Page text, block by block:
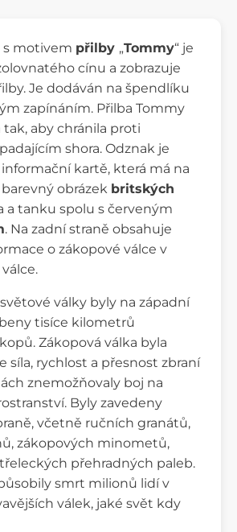
s motivem přilby „Tommy“ je
cínu a zobrazuje
Je dodáván na špendlíku
zapínáním. Přilba Tommy
tak, aby chránila proti
shora. Odznak je
kartě, která má na
obrázek britských
a tanku spolu s červeným
. Na zadní straně obsahuje
o zákopové válce v
války byly na západní
tisíce kilometrů
Zákopová válka byla
síla, rychlost a přesnost zbraní
znemožňovaly boj na
Byly zavedeny
včetně ručních granátů,
zákopových minometů,
přehradných paleb.
smrt milionů lidí v
válek, jaké svět kdy